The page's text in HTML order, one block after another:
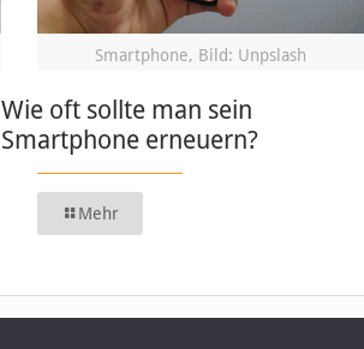
Smartphone, Bild: Unpslash
Wie oft sollte man sein
Smartphone erneuern?
Mehr